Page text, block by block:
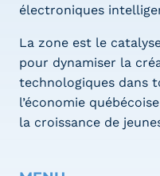
électroniques
La zone est le
pour dynamiser la
technologiques dans
l’économie
la croissance de